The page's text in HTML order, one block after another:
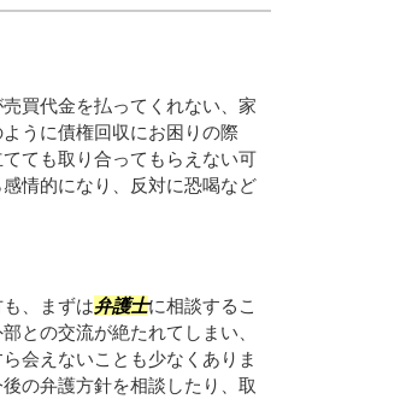
買代金を払ってくれない、家
うに債権回収にお困りの際
ても取り合ってもらえない可
情的になり、反対に恐喝など
、まずは弁護士に相談するこ
との交流が絶たれてしまい、
会えないことも少なくありま
の弁護方針を相談したり、取